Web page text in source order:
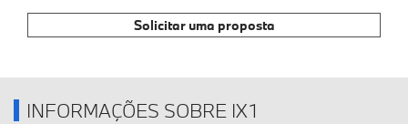
Solicitar uma proposta
INFORMAÇÕES SOBRE IX1